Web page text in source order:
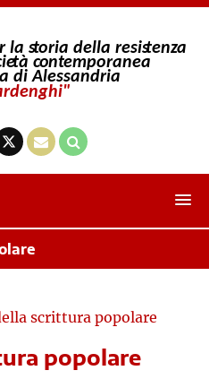
scrittura popolare
popolare